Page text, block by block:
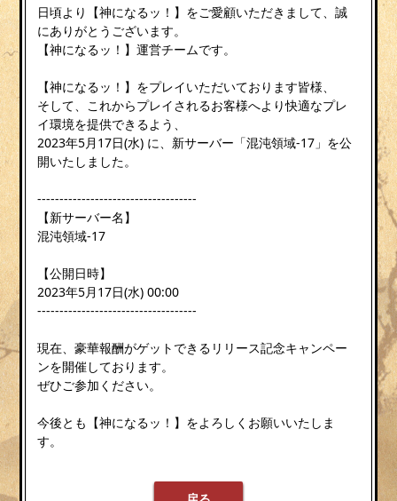
日頃より【神になるッ！】をご愛顧いただきまして、誠
にありがとうございます。
【神になるッ！】運営チームです。
【神になるッ！】をプレイいただいております皆様、
そして、これからプレイされるお客様へより快適なプレ
イ環境を提供できるよう、
2023年5月17日(水) に、新サーバー「混沌領域-17」を公
開いたしました。
------------------------------------
【新サーバー名】
混沌領域-17
【公開日時】
2023年5月17日(水) 00:00
------------------------------------
現在、豪華報酬がゲットできるリリース記念キャンペー
ンを開催しております。
ぜひご参加ください。
今後とも【神になるッ！】をよろしくお願いいたしま
す。